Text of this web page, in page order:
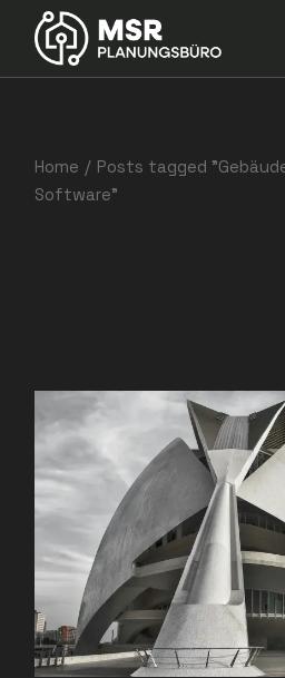
content
Home
Posts tagged
Software"